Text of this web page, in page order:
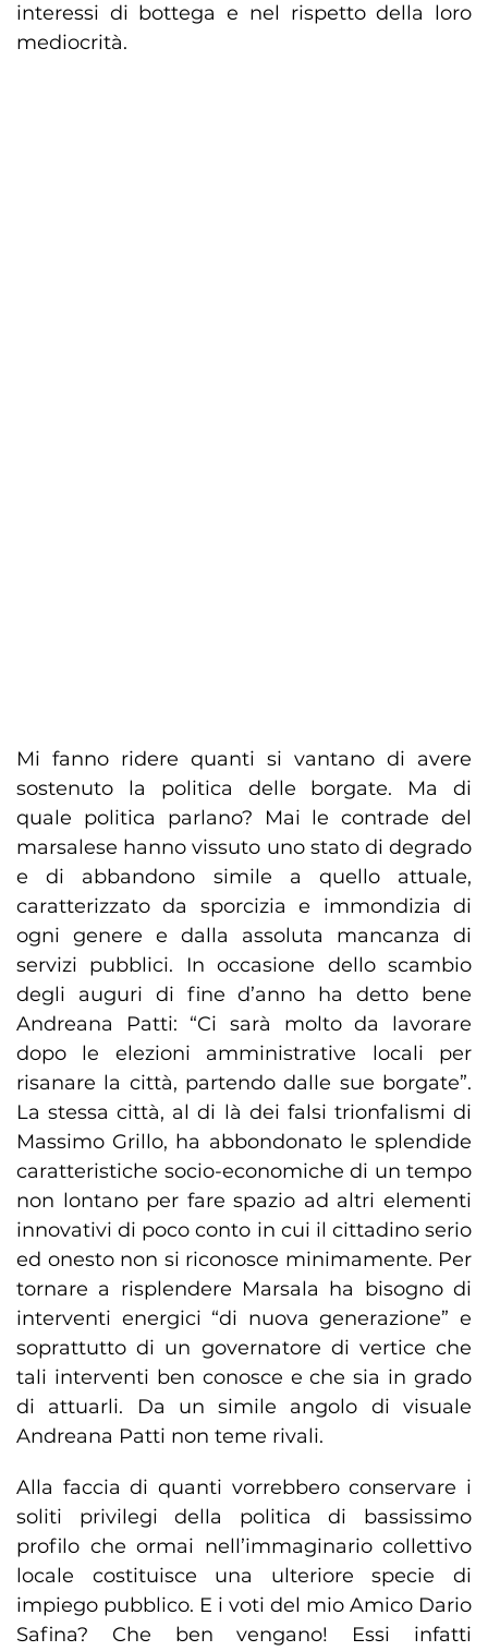
interessi di bottega e nel rispetto della loro
mediocrità.
Mi fanno ridere quanti si vantano di avere
sostenuto la politica delle borgate. Ma di
quale politica parlano? Mai le contrade del
marsalese hanno vissuto uno stato di degrado
e di abbandono simile a quello attuale,
caratterizzato da sporcizia e immondizia di
ogni genere e dalla assoluta mancanza di
servizi pubblici. In occasione dello scambio
degli auguri di fine d’anno ha detto bene
Andreana Patti: “Ci sarà molto da lavorare
dopo le elezioni amministrative locali per
risanare la città, partendo dalle sue borgate”.
La stessa città, al di là dei falsi trionfalismi di
Massimo Grillo, ha abbondonato le splendide
caratteristiche socio-economiche di un tempo
non lontano per fare spazio ad altri elementi
innovativi di poco conto in cui il cittadino serio
ed onesto non si riconosce minimamente. Per
tornare a risplendere Marsala ha bisogno di
interventi energici “di nuova generazione” e
soprattutto di un governatore di vertice che
tali interventi ben conosce e che sia in grado
di attuarli. Da un simile angolo di visuale
Andreana Patti non teme rivali.
Alla faccia di quanti vorrebbero conservare i
soliti privilegi della politica di bassissimo
profilo che ormai nell’immaginario collettivo
locale costituisce una ulteriore specie di
impiego pubblico. E i voti del mio Amico Dario
Safina? Che ben vengano! Essi infatti